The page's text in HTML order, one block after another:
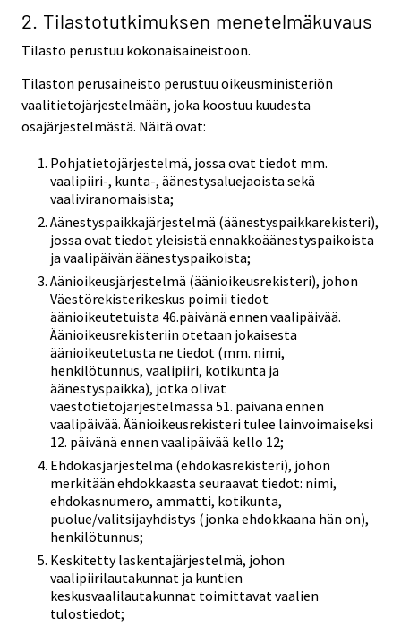
2. Tilastotutkimuksen menetelmäkuvaus
Tilasto perustuu kokonaisaineistoon.
Tilaston perusaineisto perustuu oikeusministeriön
vaalitietojärjestelmään, joka koostuu kuudesta
osajärjestelmästä. Näitä ovat:
Pohjatietojärjestelmä, jossa ovat tiedot mm.
vaalipiiri-, kunta-, äänestysaluejaoista sekä
vaaliviranomaisista;
Äänestyspaikkajärjestelmä (äänestyspaikkarekisteri),
jossa ovat tiedot yleisistä ennakkoäänestyspaikoista
ja vaalipäivän äänestyspaikoista;
Äänioikeusjärjestelmä (äänioikeusrekisteri), johon
Väestörekisterikeskus poimii tiedot
äänioikeutetuista 46.päivänä ennen vaalipäivää.
Äänioikeusrekisteriin otetaan jokaisesta
äänioikeutetusta ne tiedot (mm. nimi,
henkilötunnus, vaalipiiri, kotikunta ja
äänestyspaikka), jotka olivat
väestötietojärjestelmässä 51. päivänä ennen
vaalipäivää. Äänioikeusrekisteri tulee lainvoimaiseksi
12. päivänä ennen vaalipäivää kello 12;
Ehdokasjärjestelmä (ehdokasrekisteri), johon
merkitään ehdokkaasta seuraavat tiedot: nimi,
ehdokasnumero, ammatti, kotikunta,
puolue/valitsijayhdistys (jonka ehdokkaana hän on),
henkilötunnus;
Keskitetty laskentajärjestelmä, johon
vaalipiirilautakunnat ja kuntien
keskusvaalilautakunnat toimittavat vaalien
tulostiedot;